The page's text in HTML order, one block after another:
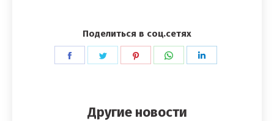
Поделиться в соц.сетях
ПоделитьсяПоделитьсяПоделитьсяПоделиться
Другие новости